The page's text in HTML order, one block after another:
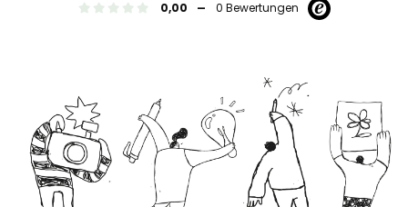
0,00 - 0 Bewertungen